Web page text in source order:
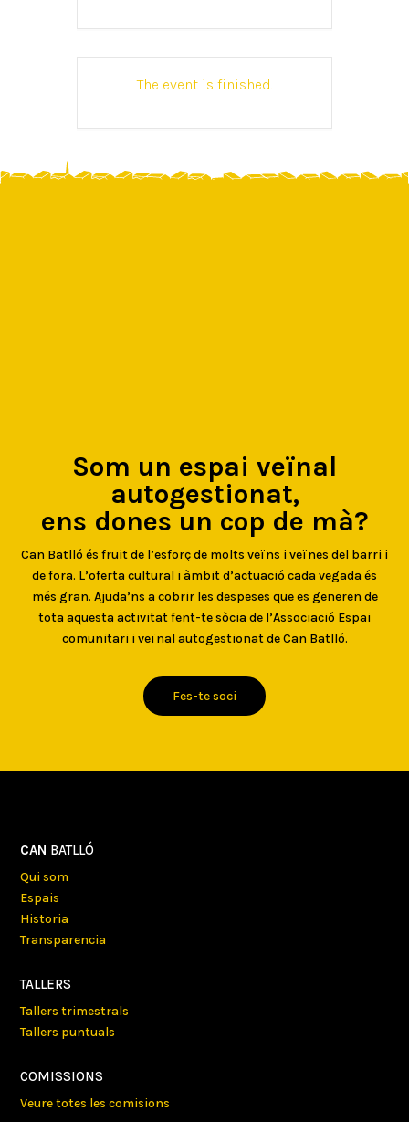
The event is finished.
Som un espai veïnal
autogestionat,
ens dones un cop de mà?
Can Batlló és fruit de l’esforç de molts veïns i veïnes del barri i
de fora. L’oferta cultural i àmbit d’actuació cada vegada és
més gran. Ajuda’ns a cobrir les despeses que es generen de
tota aquesta activitat fent-te sòcia de l’Associació Espai
comunitari i veïnal autogestionat de Can Batlló.
Fes-te soci
CAN BATLLÓ
Qui som
Espais
Historia
Transparencia
TALLERS
Tallers trimestrals
Tallers puntuals
COMISSIONS
Veure totes les comisions